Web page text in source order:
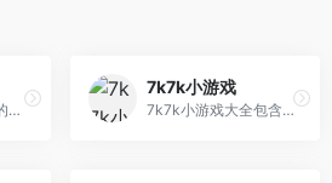
中国最早且最知名的在线小游戏平台之一。
7k7k小游戏
7k7k小游戏大全包含免费小游戏,连连看,双人小游戏网页版,洛克王国,三国杀,斗地主,象棋,扫雷,麻将,迷你世界,7k7k弹弹堂,逃跑吧少年,斗罗大陆,冒险王,节奏盒子sprunki等小游戏在线玩以及网页单机小游戏等游戏。